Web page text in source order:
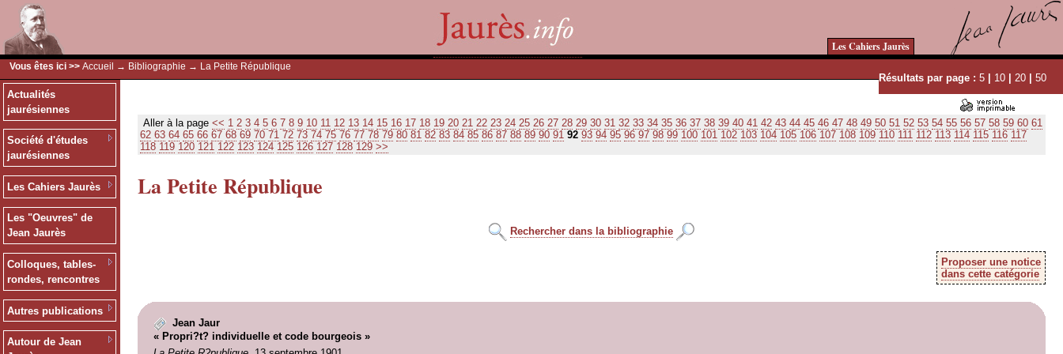
Les Cahiers Jaurès
Vous êtes ici >> Accueil → Bibliographie → La Petite République
Résultats par page : 5 | 10 | 20 | 50
Actualités
jaurésiennes
Société d'études
jaurésiennes
Les Cahiers Jaurès
Les "Oeuvres" de
Jean Jaurès
Colloques, tables-
rondes, rencontres
Autres publications
Autour de Jean
Aller à la page << 1 2 3 4 5 6 7 8 9 10 11 12 13 14 15 16 17 18 19 20 21 22 23 24 25 26 27 28 29 30 31 32 33 34 35 36 37 38 39 40 41 42 43 44 45 46 47 48 49 50 51 52 53 54 55 56 57 58 59 60 61
62 63 64 65 66 67 68 69 70 71 72 73 74 75 76 77 78 79 80 81 82 83 84 85 86 87 88 89 90 91 92 93 94 95 96 97 98 99 100 101 102 103 104 105 106 107 108 109 110 111 112 113 114 115 116 117
118 119 120 121 122 123 124 125 126 127 128 129 >>
La Petite République
Rechercher dans la bibliographie
Proposer une notice
dans cette catégorie
Jean Jaur
« Propri?t? individuelle et code bourgeois »